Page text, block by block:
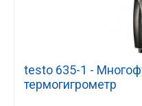
testo 635-1 -
термогигрометр